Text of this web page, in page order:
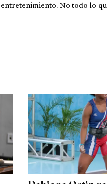
No todo lo